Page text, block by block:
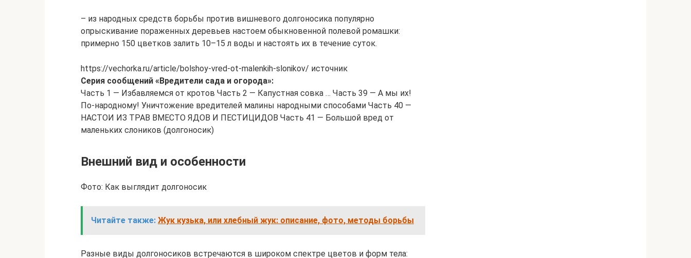
– из народных средств борьбы против вишневого долгоносика популярно
опрыскивание пораженных деревьев настоем обыкновенной полевой ромашки:
примерно 150 цветков залить 10–15 л воды и настоять их в течение суток.
https://vechorka.ru/article/bolshoy-vred-ot-malenkih-slonikov/ источник
Серия сообщений «Вредители сада и огорода»:
Часть 1 — Избавляемся от кротов Часть 2 — Капустная совка … Часть 39 — А мы их!
По-народному! Уничтожение вредителей малины народными способами Часть 40 —
НАСТОИ ИЗ ТРАВ ВМЕСТО ЯДОВ И ПЕСТИЦИДОВ Часть 41 — Большой вред от
маленьких слоников (долгоносик)
Внешний вид и особенности
Фото: Как выглядит долгоносик
Читайте также: Жук кузька, или хлебный жук: описание, фото, методы борьбы
Разные виды долгоносиков встречаются в широком спектре цветов и форм тела: